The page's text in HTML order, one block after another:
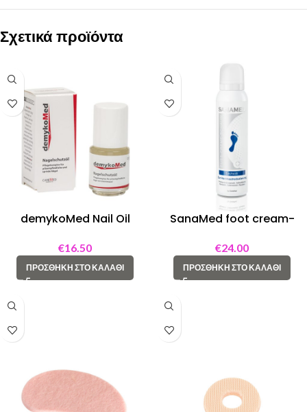
Σχετικά προϊόντα
demykoMed Nail Oil
€16.50
ΠΡΟΣΘΉΚΗ ΣΤΟ ΚΑΛΆΘΙ
SanaMed foot cream-
€24.00
ΠΡΟΣΘΉΚΗ ΣΤΟ ΚΑΛΆΘΙ